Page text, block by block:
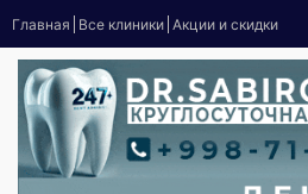
Главная Все клиники Акции и скидки